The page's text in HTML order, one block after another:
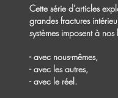
Cette série d’articles
grandes fractures
systèmes imposent à nos
- avec nous-mêmes,
- avec les autres,
- avec le réel.